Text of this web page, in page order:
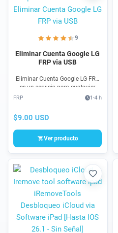
9
Eliminar Cuenta Google LG
FRP via USB
Eliminar Cuenta Google LG FRP
es un servicio para cualquier
modelo de LG mediante USB en 2
FRP 1-4 h
$9.00 USD
Ver producto
Favorito